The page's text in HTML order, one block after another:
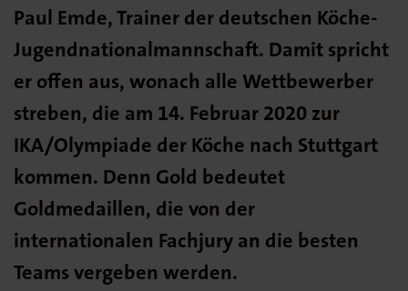
Paul Emde, Trainer der deutschen Köche-
Jugendnationalmannschaft. Damit spricht
er offen aus, wonach alle Wettbewerber
streben, die am 14. Februar 2020 zur
IKA/Olympiade der Köche nach Stuttgart
kommen. Denn Gold bedeutet
Goldmedaillen, die von der
internationalen Fachjury an die besten
Teams vergeben werden.